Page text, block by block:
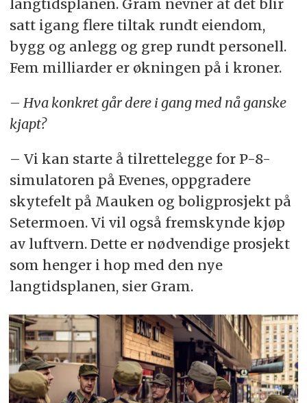
langtidsplanen. Gram nevner at det blir
satt igang flere tiltak rundt eiendom,
bygg og anlegg og grep rundt personell.
Fem milliarder er økningen på i kroner.
– Hva konkret går dere i gang med nå ganske
kjapt?
– Vi kan starte å tilrettelegge for P-8-
simulatoren på Evenes, oppgradere
skytefelt på Mauken og boligprosjekt på
Setermoen. Vi vil også fremskynde kjøp
av luftvern. Dette er nødvendige prosjekt
som henger i hop med den nye
langtidsplanen, sier Gram.